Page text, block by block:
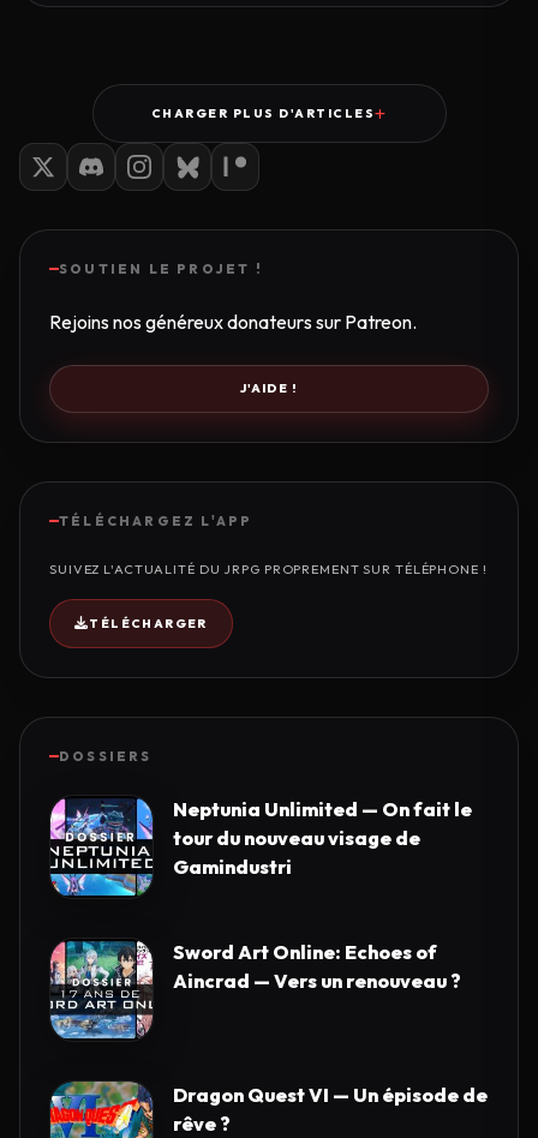
CHARGER PLUS D'ARTICLES
SOUTIEN LE PROJET !
Rejoins nos généreux donateurs sur Patreon.
J'AIDE !
TÉLÉCHARGEZ L'APP
SUIVEZ L'ACTUALITÉ DU JRPG PROPREMENT SUR TÉLÉPHONE !
TÉLÉCHARGER
DOSSIERS
Neptunia Unlimited — On fait le
tour du nouveau visage de
Gamindustri
Sword Art Online: Echoes of
Aincrad — Vers un renouveau ?
Dragon Quest VI — Un épisode de
rêve ?